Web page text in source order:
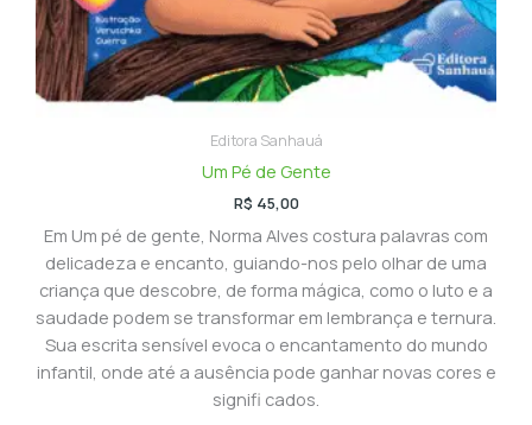
Editora Sanhauá
Um Pé de Gente
R$ 45,00
Em Um pé de gente, Norma Alves costura palavras com
delicadeza e encanto, guiando-nos pelo olhar de uma
criança que descobre, de forma mágica, como o luto e a
saudade podem se transformar em lembrança e ternura.
Sua escrita sensível evoca o encantamento do mundo
infantil, onde até a ausência pode ganhar novas cores e
signifi cados.